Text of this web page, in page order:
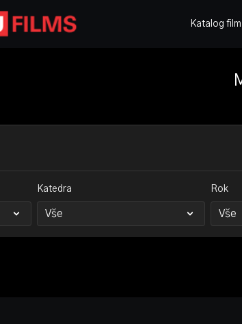
Katalog
Katedra Rok